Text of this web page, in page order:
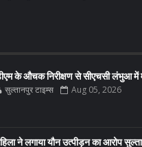
के औचक निरीक्षण से सीएचसी लंभुआ
सुल्तानपुर टाइम्स Aug 05, 2026
ने लगाया यौन उत्पीड़न का आरोप